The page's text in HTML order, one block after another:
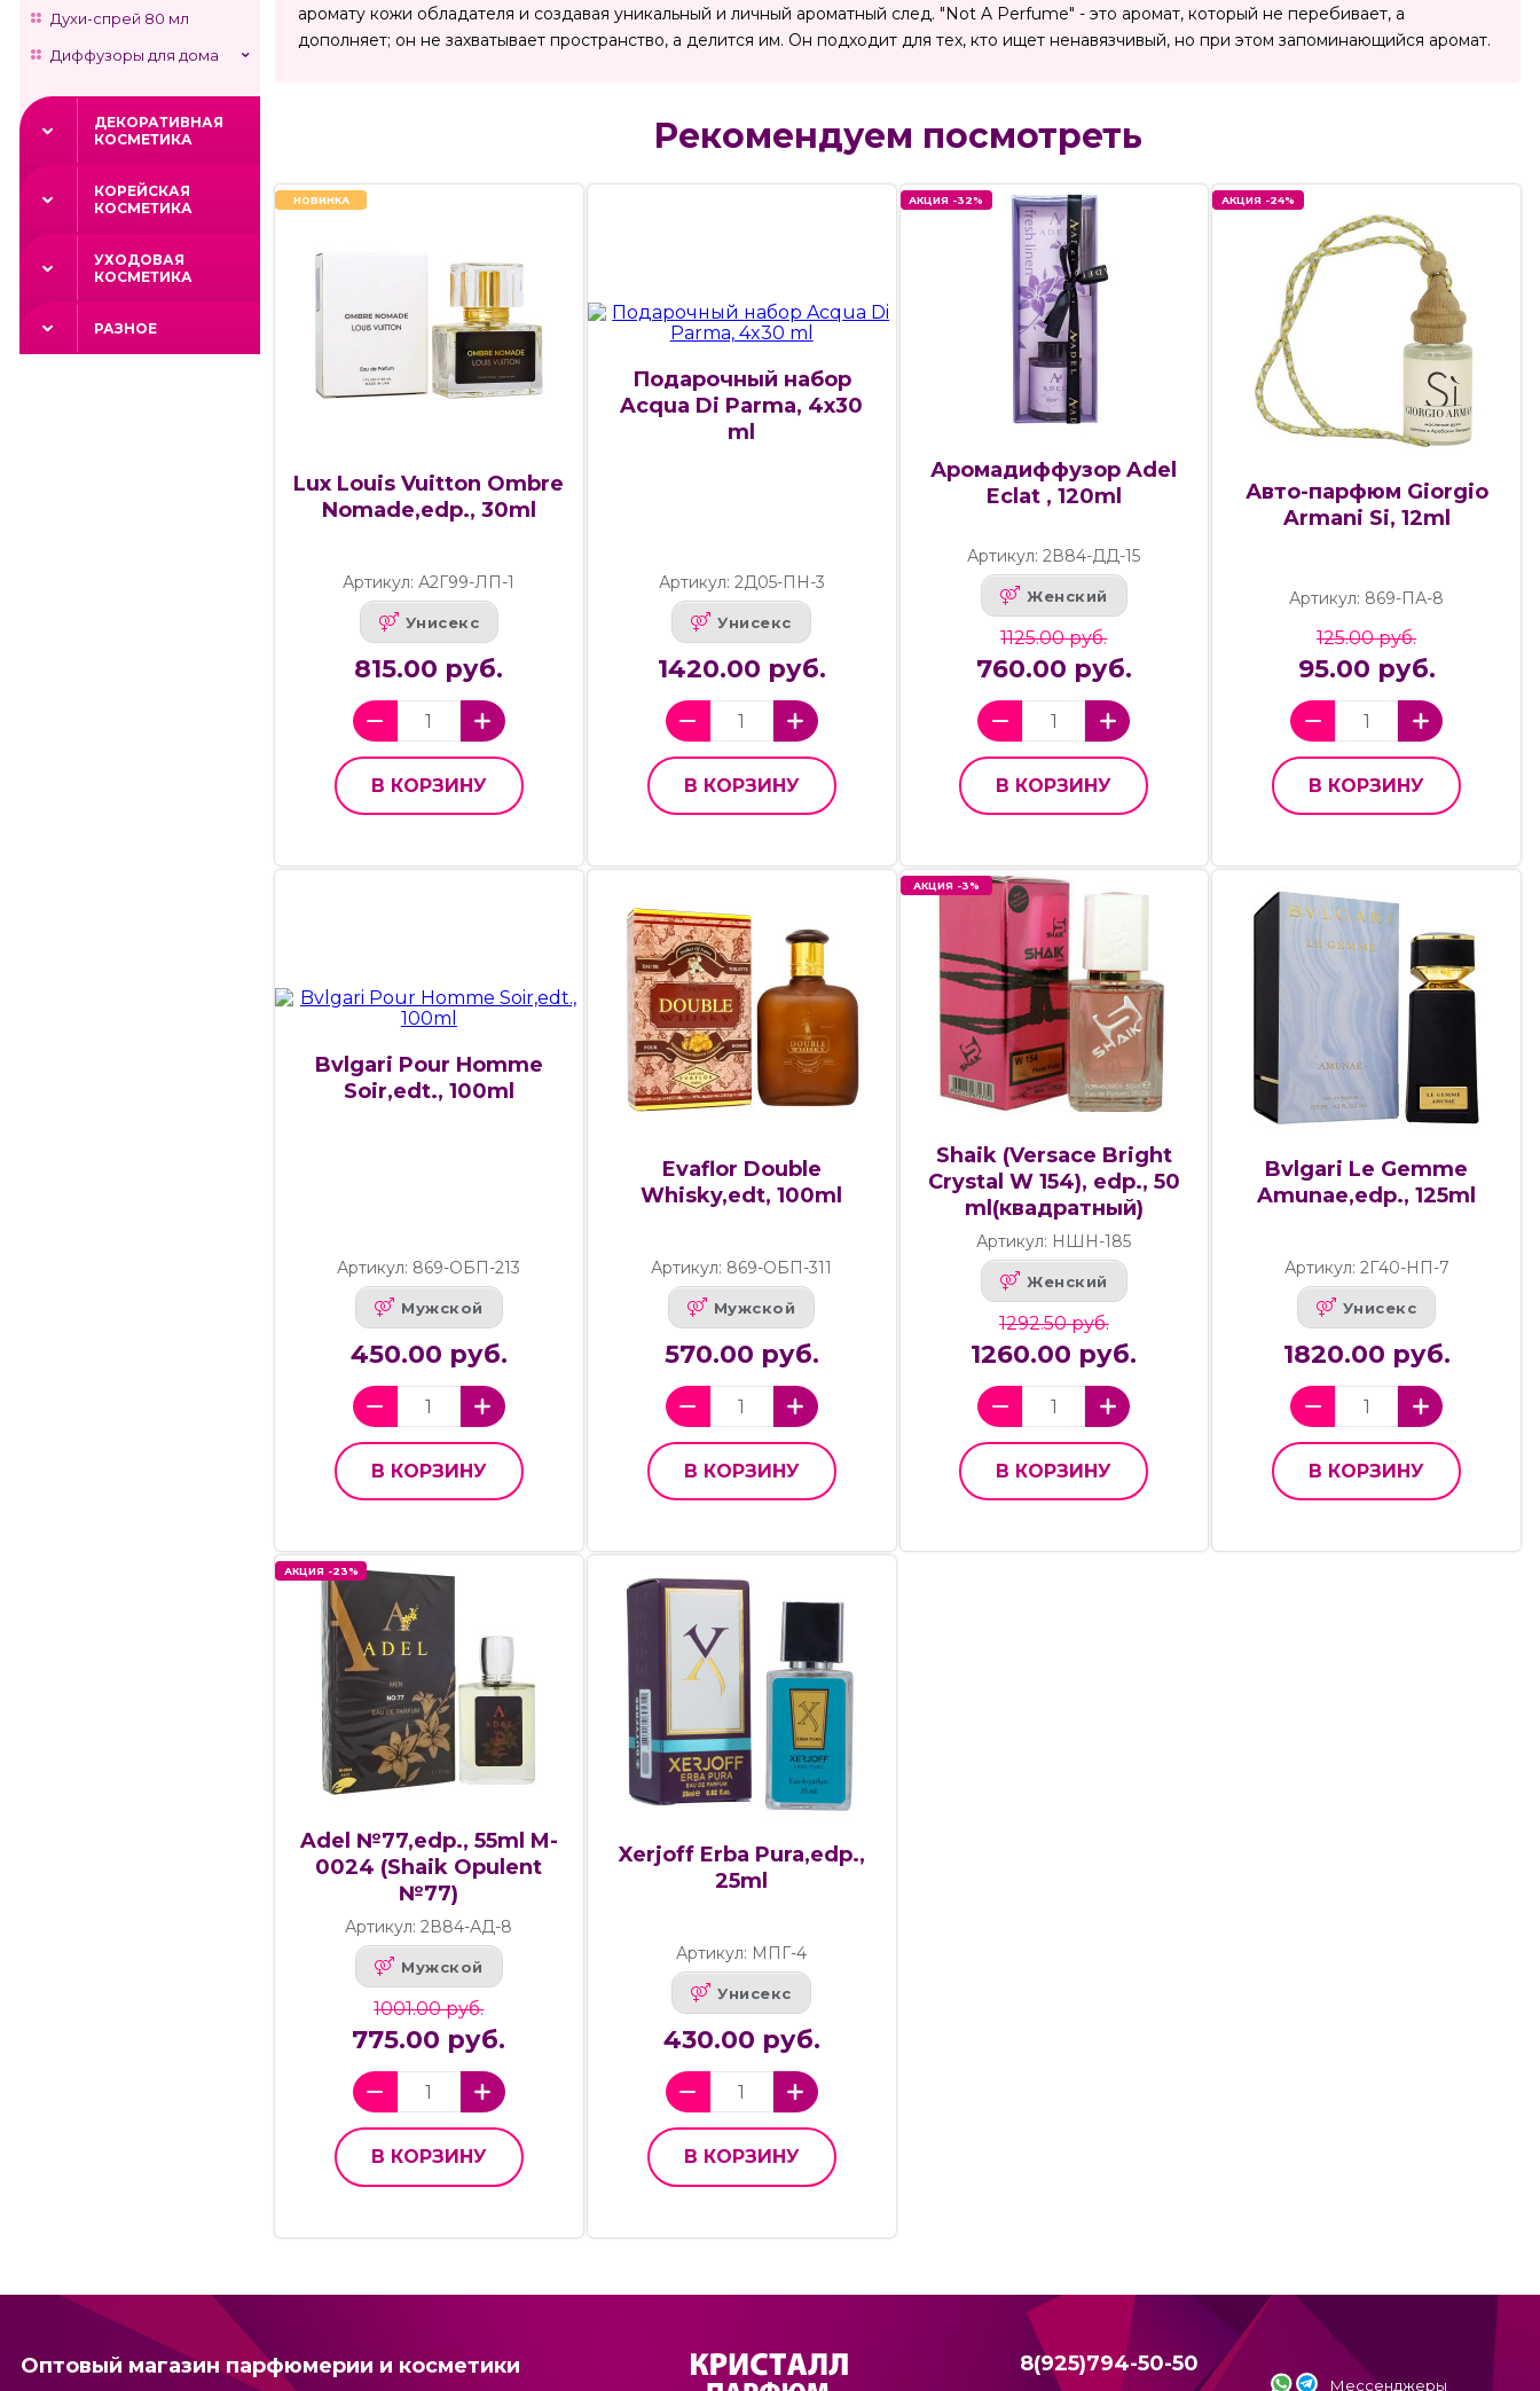
Духи-спрей 80 мл
Диффузоры для дома
ДЕКОРАТИВНАЯ
КОСМЕТИКА
КОРЕЙСКАЯ
КОСМЕТИКА
УХОДОВАЯ
КОСМЕТИКА
РАЗНОЕ
аромату кожи обладателя и создавая уникальный и личный ароматный след. "Not A Perfume" - это аромат, который не перебивает, а
дополняет; он не захватывает пространство, а делится им. Он подходит для тех, кто ищет ненавязчивый, но при этом запоминающийся аромат.
Рекомендуем посмотреть
НОВИНКА
Lux Louis Vuitton Ombre
Nomade,edp., 30ml
Артикул: А2Г99-ЛП-1
Унисекс
815.00 руб.
В КОРЗИНУ
Подарочный набор
Acqua Di Parma, 4x30
ml
Артикул: 2Д05-ПН-3
Унисекс
1420.00 руб.
В КОРЗИНУ
АКЦИЯ -32%
Аромадиффузор Adel
Eclat , 120ml
Артикул: 2В84-ДД-15
Женский
1125.00 руб.
760.00 руб.
В КОРЗИНУ
АКЦИЯ -24%
Авто-парфюм Giorgio
Armani Si, 12ml
Артикул: 869-ПА-8
125.00 руб.
95.00 руб.
В КОРЗИНУ
Bvlgari Pour Homme
Soir,edt., 100ml
Артикул: 869-ОБП-213
Мужской
450.00 руб.
В КОРЗИНУ
Evaflor Double
Whisky,edt, 100ml
Артикул: 869-ОБП-311
Мужской
570.00 руб.
В КОРЗИНУ
АКЦИЯ -3%
Shaik (Versace Bright
Crystal W 154), edp., 50
ml(квадратный)
Артикул: НШН-185
Женский
1292.50 руб.
1260.00 руб.
В КОРЗИНУ
Bvlgari Le Gemme
Amunae,edp., 125ml
Артикул: 2Г40-НП-7
Унисекс
1820.00 руб.
В КОРЗИНУ
АКЦИЯ -23%
Adel №77,edp., 55ml M-
0024 (Shaik Opulent
№77)
Артикул: 2В84-АД-8
Мужской
1001.00 руб.
775.00 руб.
В КОРЗИНУ
Xerjoff Erba Pura,edp.,
25ml
Артикул: МПГ-4
Унисекс
430.00 руб.
В КОРЗИНУ
Оптовый магазин парфюмерии и косметики 8(925)794-50-50
Мессенджеры